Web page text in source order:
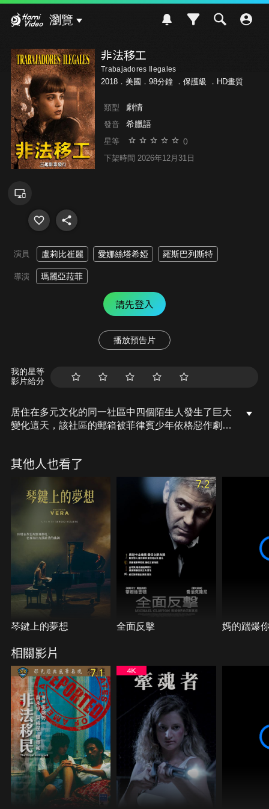
瀏覽
非法移工
Trabajadores Ilegales
2018．美國．98分鐘 ． 保護級 ．HD畫質
類型 劇情
發音 希臘語
星等 0
下架時間 2026年12月31日
演員 盧莉比崔麗 愛娜絲塔希婭 羅斯巴列斯特
導演 瑪麗亞菈菲
請先登入
播放預告片
我的星等
影片給分
居住在多元文化的同一社區中四個陌生人發生了巨大
變化這天，該社區的郵箱被菲律賓少年依格惡作劇炸
人帶著新生嬰兒，丈夫因車禍喪生甚至無法辨認屍
體，依格努力想被當地社區接受但卻是徒勞，塔利亞
注視著附近社區中非常努力生活的每個人都失去了尋
找到幸福的機會。
其他人也看了
琴鍵上的夢想
7.2
全面反擊 媽的踹爆
相關影片
7.1